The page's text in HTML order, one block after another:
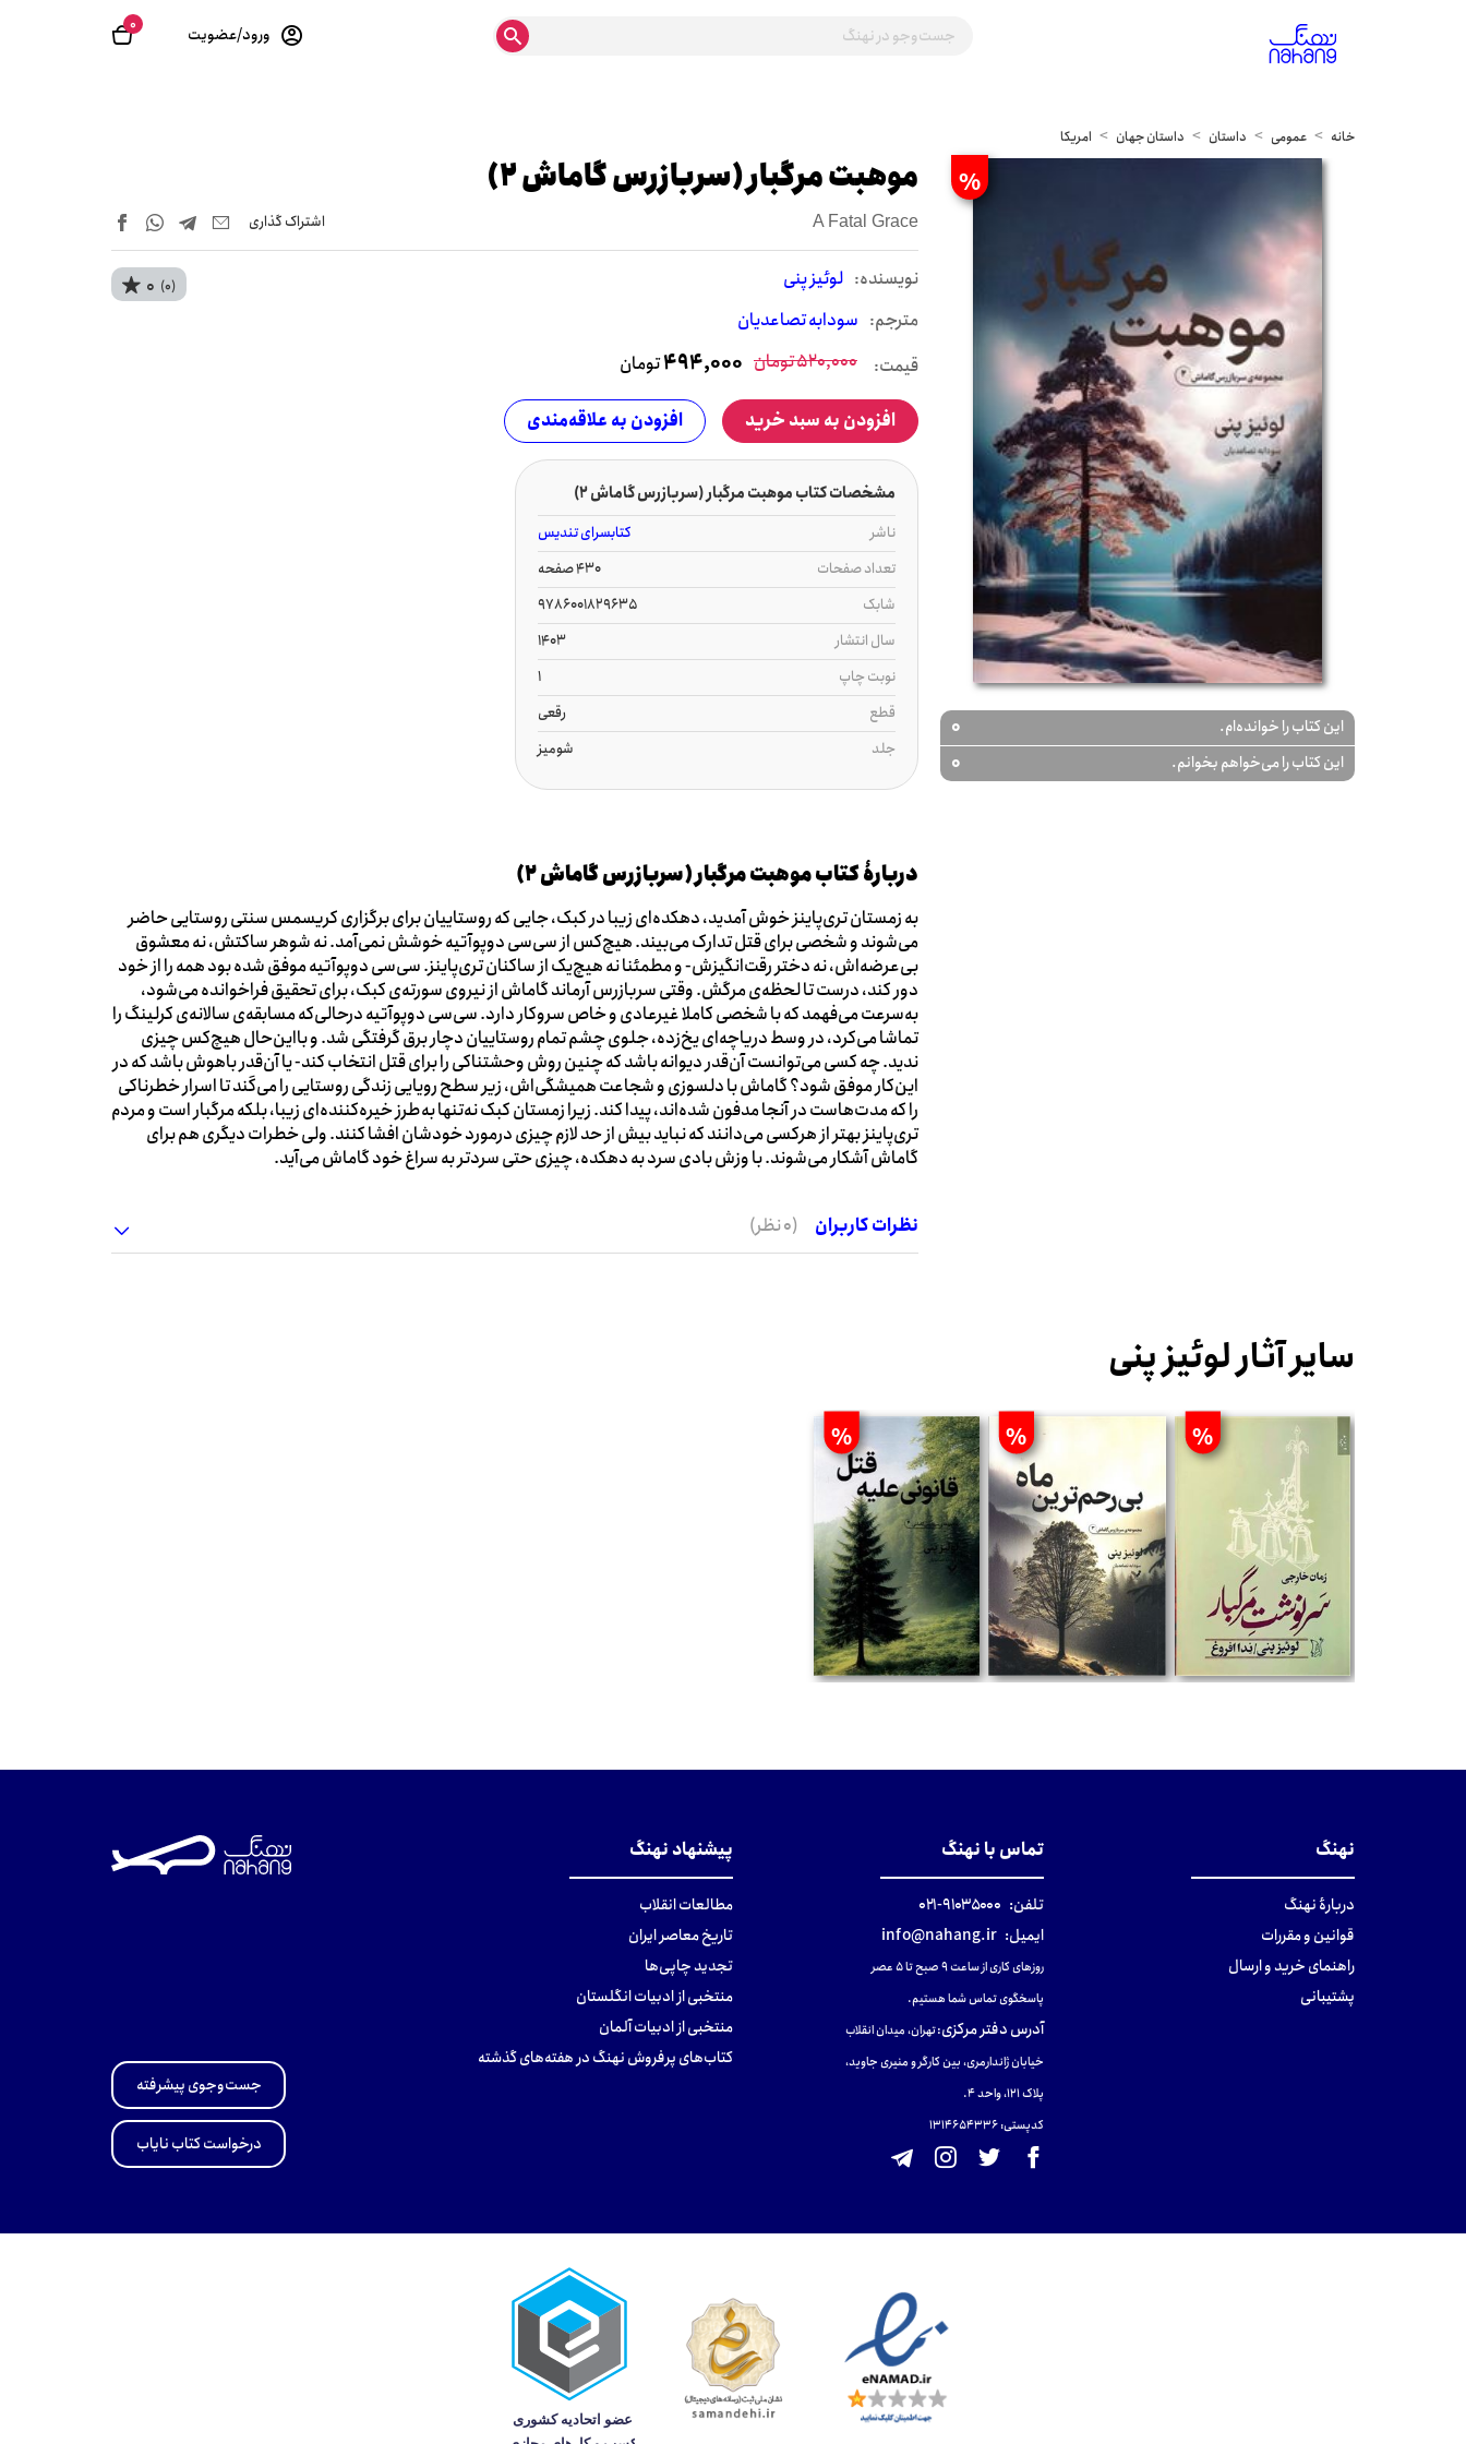
0 ورود/عضویت
خانه عمومی داستان داستان جهان امریکا
%
این کتاب را خوانده‌ام. 0
این کتاب را می‌خواهم بخوانم. 0
موهبت مرگبار (سربازرس گاماش 2)
A Fatal Grace اشتراک‌ گذاری
نويسنده: لوئیز پنی
مترجم: سودابه تصاعدیان
0 (0)
قیمت: 520,000تومان 494,000تومان
افزودن به سبد خرید افزودن به علاقه‌مندی
مشخصات کتاب موهبت مرگبار (سربازرس گاماش 2)
ناشر
کتابسرای تندیس
تعداد صفحات
430 صفحه
شابک
9786001829635
سال انتشار
1403
نوبت چاپ
1
قطع
رقعی
جلد
شومیز
دربارۀ کتاب موهبت مرگبار (سربازرس گاماش 2)
به زمستان تری‌پاینز خوش آمدید، دهکده‌ای زیبا در کبک، جایی که روستاییان برای برگزاری کریسمس سنتی روستایی حاضر
می‌شوند و شخصی برای قتل تدارک می‌بیند. هیچ‌کس از سی‌سی دوپوآتیه خوشش نمی‌آمد. نه شوهر ساکتش، نه معشوق
بی‌عرضه‌اش، نه دختر رقت‌انگیزش- و مطمئنا نه هیچ‌یک از ساکنان تری‌پاینز. سی‌سی دوپوآتیه موفق شده بود همه را از خود
دور کند، درست تا لحظه‌ی مرگش. وقتی سربازرس آرماند گاماش از نیروی سورته‌ی کبک، برای تحقیق فراخوانده می‌شود،
به‌سرعت می‌فهمد که با شخصی کاملا غیرعادی و خاص سروکار دارد. سی‌سی دوپوآتیه درحالی‌که مسابقه‌ی سالانه‌ی کرلینگ را
تماشا می‌کرد، در وسط دریاچه‌ای یخ‌زده، جلوی چشم تمام روستاییان دچار برق گرفتگی شد. و بااین‌حال هیچ‌کس چیزی
ندید. چه کسی می‌توانست آن‌قدر دیوانه باشد که چنین روش وحشتناکی را برای قتل انتخاب کند- یا آن‌قدر باهوش باشد که در
این‌کار موفق شود؟ گاماش با دلسوزی و شجاعت همیشگی‌اش، زیر سطح رویایی زندگی روستایی را می‌کَند تا اسرار خطرناکی
را که مدت‌هاست در آنجا مدفون شده‌اند، پیدا کند. زیرا زمستان کبک نه‌تنها به‌طرز خیره‌کننده‌ای زیبا، بلکه مرگبار است و مردم
تری‌پاینز بهتر از هرکسی می‌دانند که نباید بیش از حد لازم چیزی درمورد خودشان افشا کنند. ولی خطرات دیگری هم برای
گاماش آشکار می‌شوند. با وزش بادی سرد به دهکده، چیزی حتی سردتر به سراغ خود گاماش می‌آید.
نظرات کاربران (0 نظر)
سایر آثار لوئیز پنی
%
%
%
نهنگ
دربارهٔ نهنگ
قوانین و مقررات
راهنمای خرید و ارسال
پشتیبانی
تماس با نهنگ
تلفن: ۹۱۰۳۵۰۰۰-۰۲۱
ایمیل: info@nahang.ir
روزهای کاری از ساعت ۹ صبح تا ۵ عصر
پاسخگوی تماس شما هستیم.
آدرس دفتر مرکزی:تهران، میدان انقلاب
خیابان ژاندارمری، بین کارگر و منیری جاوید،
پلاک 121، واحد ۴.
کدپستی: 131465433۶
پیشنهاد نهنگ
مطالعات انقلاب
تاریخ معاصر ایران
تجدید چاپی‌ها
منتخبی از ادبیات انگلستان
منتخبی از ادبیات آلمان
کتاب‌های پرفروش نهنگ در هفته‌های گذشته
جست‌وجوی پیشرفته
درخواست کتاب نایاب